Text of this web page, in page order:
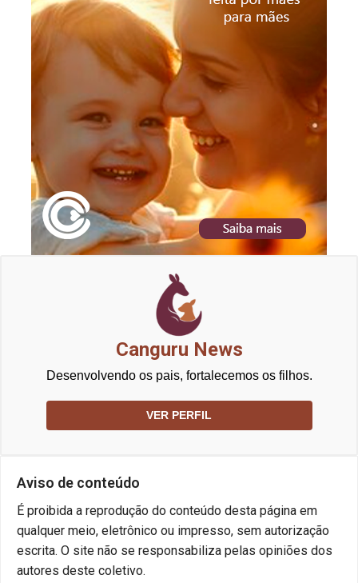
Canguru News
Desenvolvendo os pais, fortalecemos os filhos.
VER PERFIL
Aviso de conteúdo
É proibida a reprodução do conteúdo desta página em
qualquer meio, eletrônico ou impresso, sem autorização
escrita. O site não se responsabiliza pelas opiniões dos
autores deste coletivo.